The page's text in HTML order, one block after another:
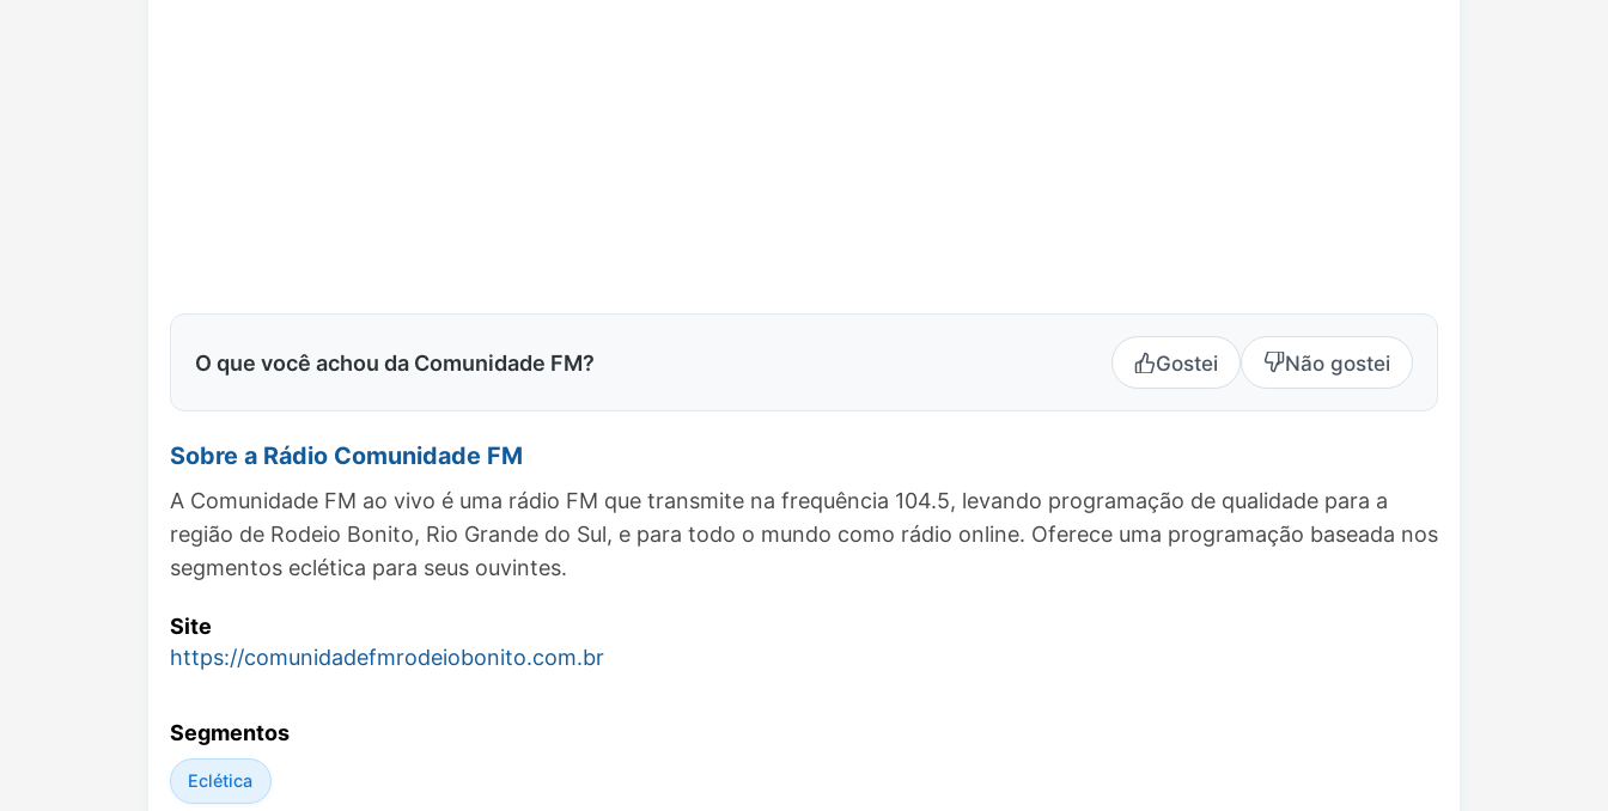
O que você achou da Comunidade FM? Gostei Não gostei
Sobre a Rádio Comunidade FM
A Comunidade FM ao vivo é uma rádio FM que transmite na frequência 104.5, levando programação de qualidade para a
região de Rodeio Bonito, Rio Grande do Sul, e para todo o mundo como rádio online. Oferece uma programação baseada nos
segmentos eclética para seus ouvintes.
Site
https://comunidadefmrodeiobonito.com.br
Segmentos
Eclética